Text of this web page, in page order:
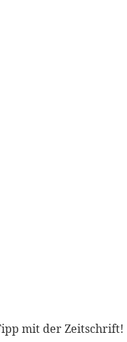
mit der Zeitschrift!